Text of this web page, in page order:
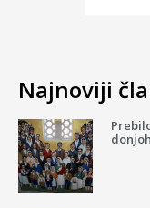
Najnoviji